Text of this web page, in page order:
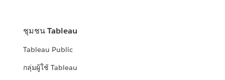
ชุมชน Tableau
Tableau Public
กลุ่มผู้ใช้ Tableau